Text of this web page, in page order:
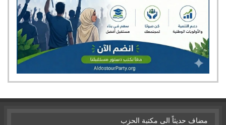
مضاف حديثاً الى مكتبة الحزب